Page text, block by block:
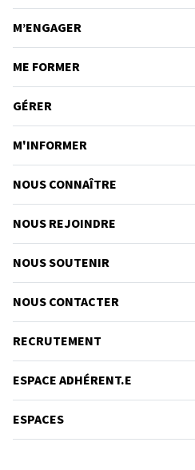
M’ENGAGER
ME FORMER
GÉRER
M'INFORMER
NOUS CONNAÎTRE
NOUS REJOINDRE
NOUS SOUTENIR
NOUS CONTACTER
RECRUTEMENT
ESPACE ADHÉRENT.E
ESPACES